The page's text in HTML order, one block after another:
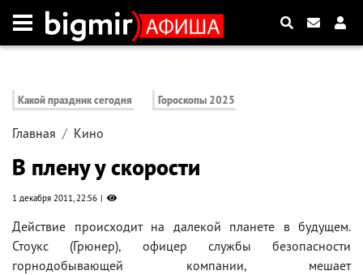
Какой праздник сегодня Гороскопы 2025
Главная Кино
В плену у скорости
1 декабря 2011, 22:56
Действие происходит на далекой планете в будущем.
Стоукс (Грюнер), офицер службы безопасности
горнодобывающей компании, мешает